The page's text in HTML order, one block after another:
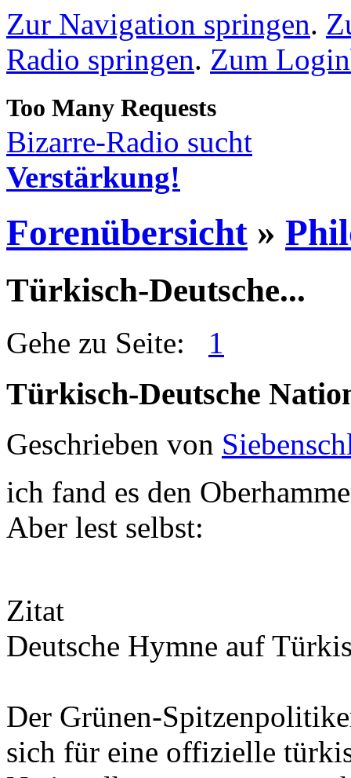
Zur Navigation springen.
Radio springen. Zum
Bizarre-Radio sucht
Verstärkung!
Forenübersicht »
Türkisch-Deutsche...
Gehe zu Seite: 1
Türkisch-Deutsche
Geschrieben von
ich fand es den
Aber lest selbst:
Zitat
Deutsche Hymne auf
Der Grünen-
sich für eine offizielle